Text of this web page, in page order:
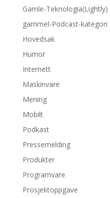
Gamle-Teknologia(Lightly)
gammel-Podcast-kategori
Hovedsak
Humor
Internett
Maskinvare
Mening
Mobilt
Podkast
Pressemelding
Produkter
Programvare
Prosjektoppgave